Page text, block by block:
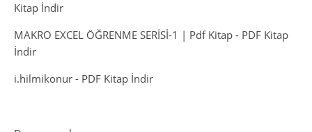
Kitap İndir
MAKRO EXCEL ÖĞRENME SERİSİ-1 | Pdf Kitap - PDF Kitap
İndir
i.hilmikonur - PDF Kitap İndir